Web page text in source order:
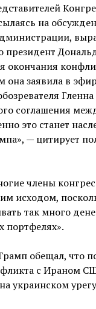
на
президент
окончания
она заявила в
соглашения
это станет
— цитирует
члены
исходом,
так много
портфелях».
обещал, что
с Ираном
украинском